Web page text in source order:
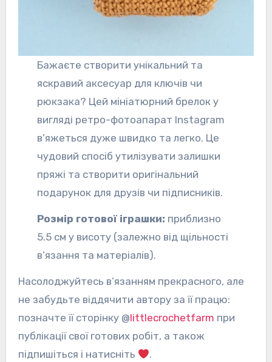
Бажаєте створити унікальний та
яскравий аксесуар для ключів чи
рюкзака? Цей мініатюрний брелок у
вигляді ретро-фотоапарат Instagram
в’яжеться дуже швидко та легко. Це
чудовий спосіб утилізувати залишки
пряжі та створити оригінальний
подарунок для друзів чи підписників.
Розмір готової іграшки: приблизно
5.5 см у висоту (залежно від щільності
в’язання та матеріалів).
Насолоджуйтесь в’язанням прекрасного, але
не забудьте віддячити автору за її працю:
позначте її сторінку @littlecrochetfarm при
публікації свої готових робіт, а також
підпишіться і натисніть
.